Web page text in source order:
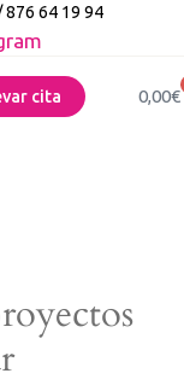
876 64 19 94
cita 0,00€